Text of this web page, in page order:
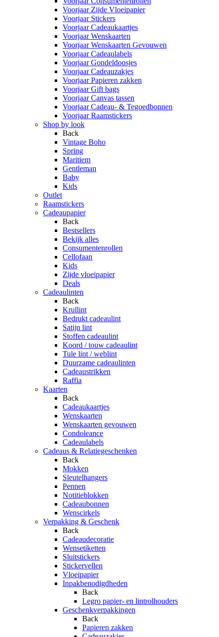
Voorjaar Zijde Vloeipapier
Voorjaar Stickers
Voorjaar Cadeaukaartjes
Voorjaar Wenskaarten
Voorjaar Wenskaarten Gevouwen
Voorjaar Cadeaulabels
Voorjaar Gondeldoosjes
Voorjaar Cadeauzakjes
Voorjaar Papieren zakken
Voorjaar Gift bags
Voorjaar Canvas tassen
Voorjaar Cadeau- & Tegoedbonnen
Voorjaar Raamstickers
Shop by look
Back
Vintage Boho
Spring
Maritiem
Gentleman
Baby
Kids
Outlet
Raamstickers
Cadeaupapier
Back
Bestsellers
Bekijk alles
Consumentenrollen
Cellofaan
Kids
Zijde vloeipapier
Deals
Cadeaulinten
Back
Krullint
Bedrukt cadeaulint
Satijn lint
Stoffen cadeaulint
Koord / touw cadeaulint
Tule lint / weblint
Duurzame cadeaulinten
Cadeaustrikken
Raffia
Kaarten
Back
Cadeaukaartjes
Wenskaarten
Wenskaarten gevouwen
Condoleance
Cadeaulabels
Cadeaus & Relatiegeschenken
Back
Mokken
Sleutelhangers
Pennen
Notitieblokken
Cadeaubonnen
Wenscirkels
Verpakking & Geschenk
Back
Cadeaudecoratie
Wensetiketten
Sluitstickers
Stickervellen
Vloeipapier
Inpakbenodigdheden
Back
Legro papier- en lintrolhouders
Geschenkverpakkingen
Back
Papieren zakken